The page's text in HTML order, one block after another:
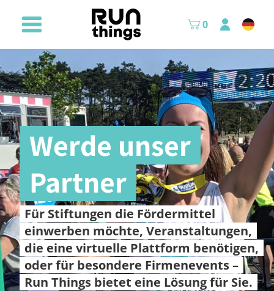
0
Werde unser
Partner
Für Stiftungen die Fördermittel
einwerben möchte, Veranstaltungen,
die eine virtuelle Plattform benötigen,
oder für besondere Firmenevents –
Run Things bietet eine Lösung für Sie.